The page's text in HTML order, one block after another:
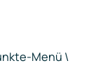
Menü \